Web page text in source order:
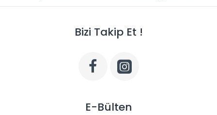
Bizi Takip Et !
E-Bülten